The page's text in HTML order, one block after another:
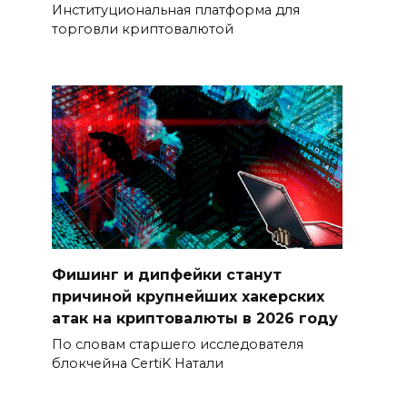
Институциональная платформа для
торговли криптовалютой
Фишинг и дипфейки станут
причиной крупнейших хакерских
атак на криптовалюты в 2026 году
По словам старшего исследователя
блокчейна CertiK Натали